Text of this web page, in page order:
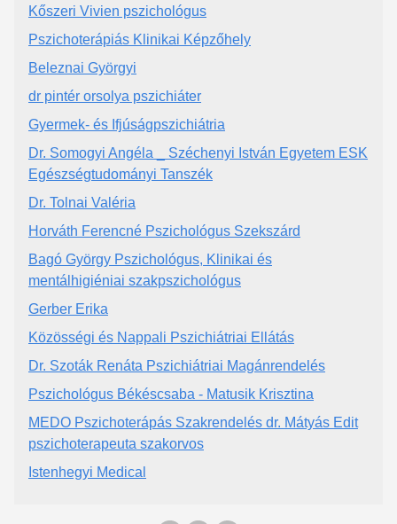
Kőszeri Vivien pszichológus
Pszichoterápiás Klinikai Képzőhely
Beleznai Györgyi
dr pintér orsolya pszichiáter
Gyermek- és Ifjúságpszichiátria
Dr. Somogyi Angéla _ Széchenyi István Egyetem ESK
Egészségtudományi Tanszék
Dr. Tolnai Valéria
Horváth Ferencné Pszichológus Szekszárd
Bagó György Pszichológus, Klinikai és
mentálhigiéniai szakpszichológus
Gerber Erika
Közösségi és Nappali Pszichiátriai Ellátás
Dr. Szoták Renáta Pszichiátriai Magánrendelés
Pszichológus Békéscsaba - Matusik Krisztina
MEDO Pszichoterápás Szakrendelés dr. Mátyás Edit
pszichoterapeuta szakorvos
Istenhegyi Medical